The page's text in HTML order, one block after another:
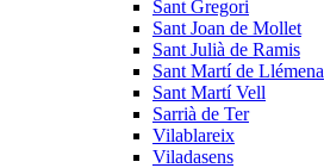
Sant Gregori
Sant Joan de Mollet
Sant Julià de Ramis
Sant Martí de Llémena
Sant Martí Vell
Sarrià de Ter
Vilablareix
Viladasens